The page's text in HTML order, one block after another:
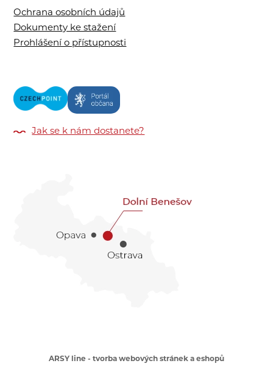
Ochrana osobních údajů
Dokumenty ke stažení
Prohlášení o přístupnosti
Jak se k nám dostanete?
ARSY line - tvorba webových stránek a eshopů